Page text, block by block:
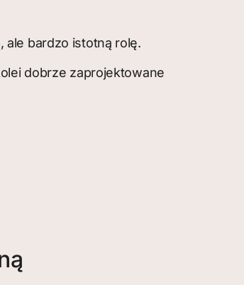
ale bardzo istotną rolę.
dobrze zaprojektowane